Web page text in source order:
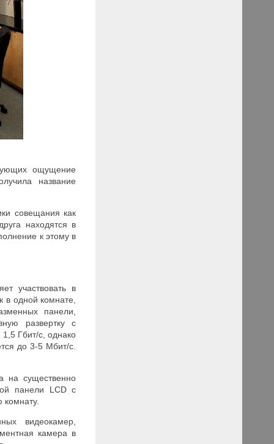
ощущение
название
совещания как
находятся в
к этому в
участвовать в
одной комнате,
панели,
развертку с
Гбит/с, однако
до 3-5 Мбит/с.
на существенно
панели LCD с
видеокамер,
камера в